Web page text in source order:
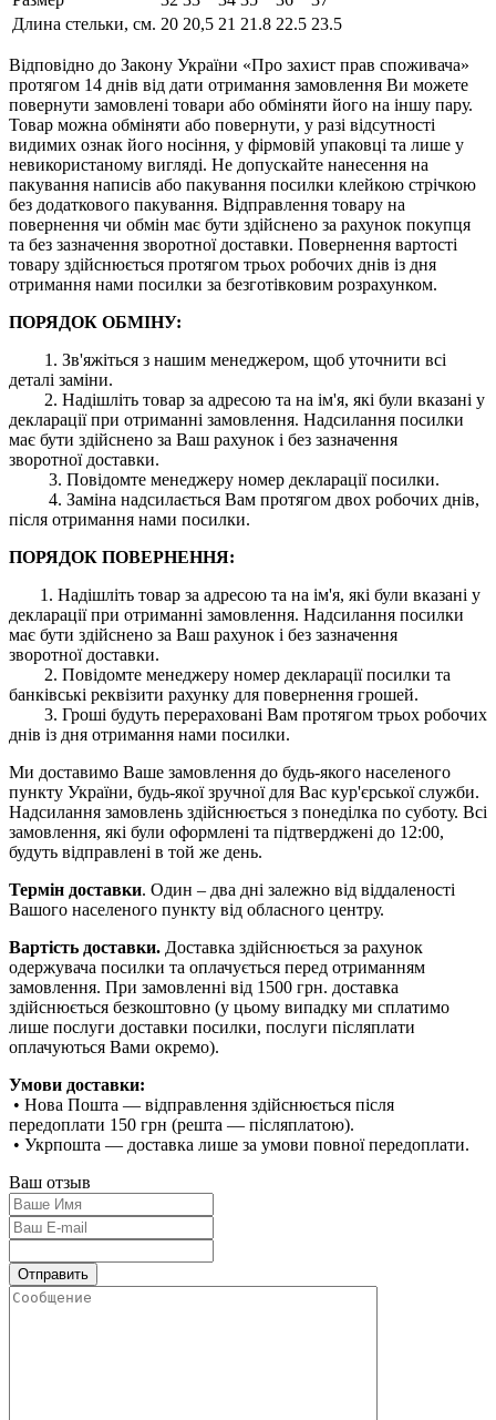
Длина стельки, см. 20 20,5 21 21.8 22.5 23.5
Відповідно до Закону України «Про захист прав споживача»
протягом 14 днів від дати отримання замовлення Ви можете
повернути замовлені товари або обміняти його на іншу пару.
Товар можна обміняти або повернути, у разі відсутності
видимих ​​ознак його носіння, у фірмовій упаковці та лише у
невикористаному вигляді. Не допускайте нанесення на
пакування написів або пакування посилки клейкою стрічкою
без додаткового пакування. Відправлення товару на
повернення чи обмін має бути здійснено за рахунок покупця
та без зазначення зворотної доставки. Повернення вартості
товару здійснюється протягом трьох робочих днів із дня
отримання нами посилки за безготівковим розрахунком.
ПОРЯДОК ОБМІНУ:
1. Зв'яжіться з нашим менеджером, щоб уточнити всі
деталі заміни.
2. Надішліть товар за адресою та на ім'я, які були вказані у
декларації при отриманні замовлення. Надсилання посилки
має бути здійснено за Ваш рахунок і без зазначення
зворотної доставки.
3. Повідомте менеджеру номер декларації посилки.
4. Заміна надсилається Вам протягом двох робочих днів,
після отримання нами посилки.
ПОРЯДОК ПОВЕРНЕННЯ:
1. Надішліть товар за адресою та на ім'я, які були вказані у
декларації при отриманні замовлення. Надсилання посилки
має бути здійснено за Ваш рахунок і без зазначення
зворотної доставки.
2. Повідомте менеджеру номер декларації посилки та
банківські реквізити рахунку для повернення грошей.
3. Гроші будуть перераховані Вам протягом трьох робочих
днів із дня отримання нами посилки.
Ми доставимо Ваше замовлення до будь-якого населеного
пункту України, будь-якої зручної для Вас кур'єрської служби.
Надсилання замовлень здійснюється з понеділка по суботу. Всі
замовлення, які були оформлені та підтверджені до 12:00,
будуть відправлені в той же день.
Термін доставки. Один – два дні залежно від віддаленості
Вашого населеного пункту від обласного центру.
Вартість доставки. Доставка здійснюється за рахунок
одержувача посилки та оплачується перед отриманням
замовлення. При замовленні від 1500 грн. доставка
здійснюється безкоштовно (у цьому випадку ми сплатимо
лише послуги доставки посилки, послуги післяплати
оплачуються Вами окремо).
Умови доставки:
• Нова Пошта — відправлення здійснюється після
передоплати 150 грн (решта — післяплатою).
• Укрпошта — доставка лише за умови повної передоплати.
Ваш отзыв